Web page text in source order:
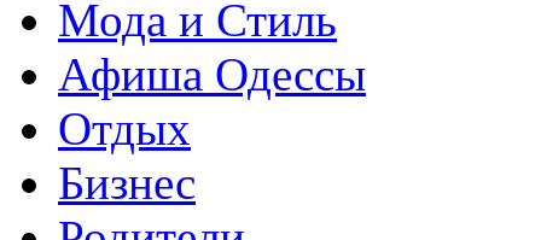
Мода и Стиль
Афиша Одессы
Отдых
Бизнес